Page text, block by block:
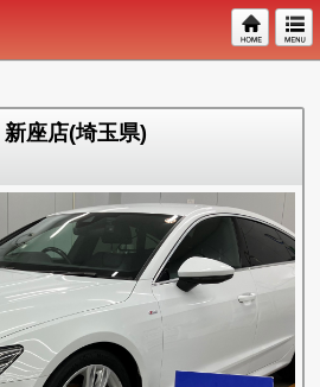
座店(埼玉県)